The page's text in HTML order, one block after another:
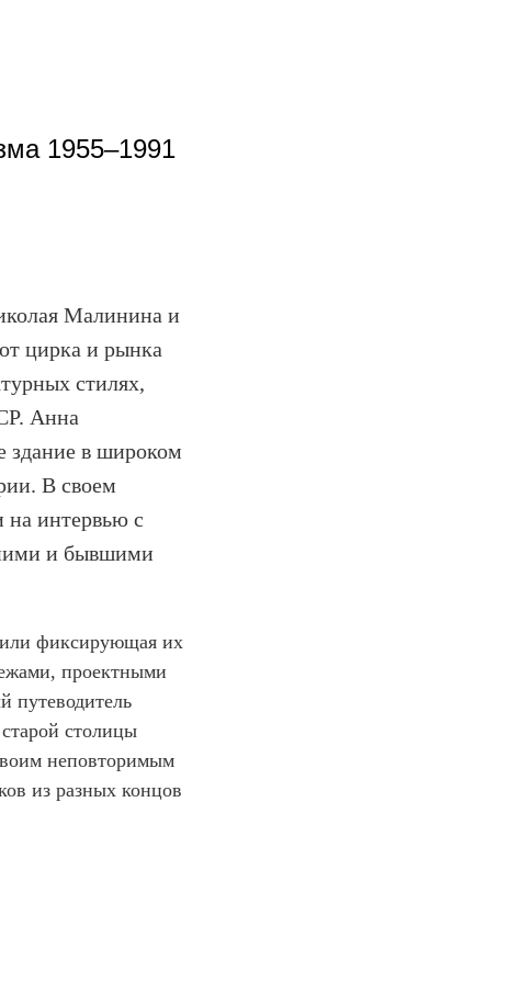
1955–1991
Малинина и
цирка и рынка
стилях,
Анна
здание в широком
В своем
на интервью с
и бывшими
фиксирующая их
проектными
путеводитель
столицы
неповторимым
из разных концов